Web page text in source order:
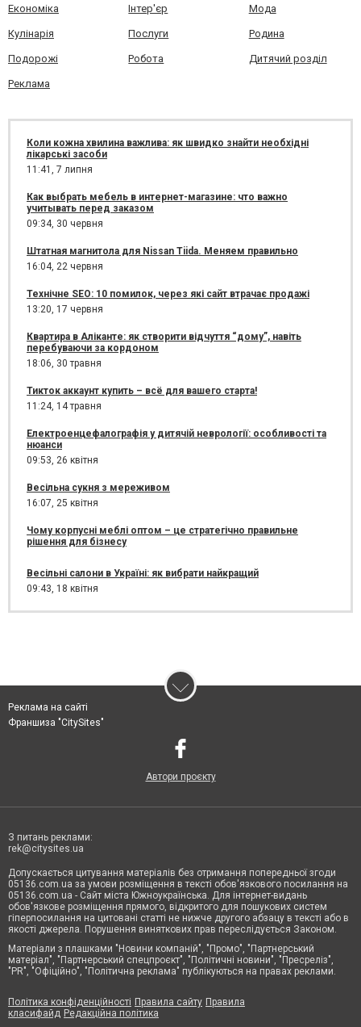
Економіка Інтер'єр Мода
Кулінарія Послуги Родина
Подорожі Робота Дитячий розділ
Реклама
Коли кожна хвилина важлива: як швидко знайти необхідні
лікарські засоби
11:41, 7 липня
Как выбрать мебель в интернет-магазине: что важно
учитывать перед заказом
09:34, 30 червня
Штатная магнитола для Nissan Tiida. Меняем правильно
16:04, 22 червня
Технічне SEO: 10 помилок, через які сайт втрачає продажі
13:20, 17 червня
Квартира в Аліканте: як створити відчуття “дому”, навіть
перебуваючи за кордоном
18:06, 30 травня
Тикток аккаунт купить – всё для вашего старта!
11:24, 14 травня
Електроенцефалографія у дитячій неврології: особливості та
нюанси
09:53, 26 квітня
Весільна сукня з мереживом
16:07, 25 квітня
Чому корпусні меблі оптом – це стратегічно правильне
рішення для бізнесу
Весільні салони в Україні: як вибрати найкращий
09:43, 18 квітня
Реклама на сайті
Франшиза "CitySites"
Автори проєкту
З питань реклами:
rek@citysites.ua
Допускається цитування матеріалів без отримання попередньої згоди
05136.com.ua за умови розміщення в тексті обов'язкового посилання на
05136.com.ua - Сайт міста Южноукраїнська. Для інтернет-видань
обов'язкове розміщення прямого, відкритого для пошукових систем
гіперпосилання на цитовані статті не нижче другого абзацу в тексті або в
якості джерела. Порушення виняткових прав переслідується Законом.
Матеріали з плашками "Новини компаній", "Промо", "Партнерський
матеріал", "Партнерський спецпроєкт", "Політичні новини", "Пресреліз",
"PR", "Офіційно", "Політична реклама" публікуються на правах реклами.
Політика конфіденційності Правила сайту Правила
класифайд Редакційна політика